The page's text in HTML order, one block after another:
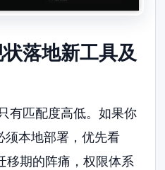
落地新工具及
有匹配度高低。如果你
须本地部署，优先看
移期的阵痛，权限体系